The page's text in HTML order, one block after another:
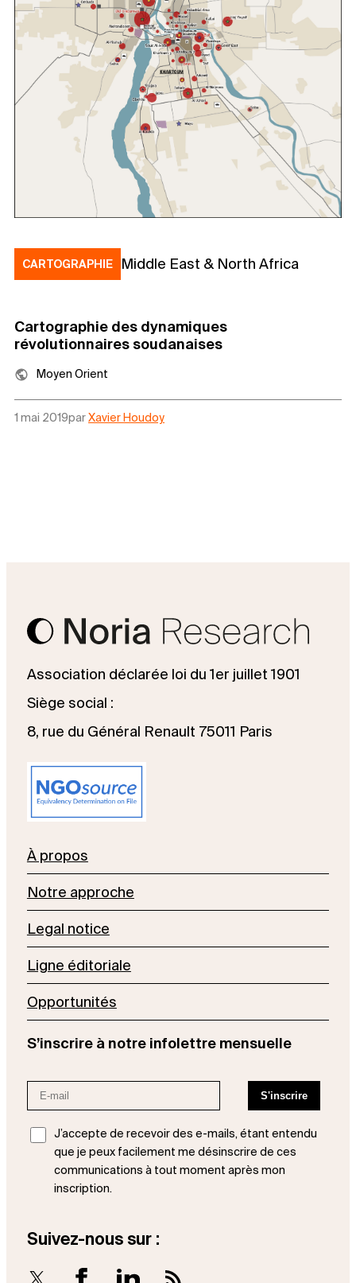
CARTOGRAPHIE Middle East & North Africa
Cartographie des dynamiques
révolutionnaires soudanaises
Moyen Orient
1 mai 2019parXavier Houdoy
Association déclarée loi du 1er juillet 1901
Siège social :
8, rue du Général Renault 75011 Paris
À propos
Notre approche
Legal notice
Ligne éditoriale
Opportunités
S’inscrire à notre infolettre mensuelle
J’accepte de recevoir des e-mails, étant entendu
que je peux facilement me désinscrire de ces
communications à tout moment après mon
inscription.
Suivez-nous sur :
X Facebook LinkedIn RSS Feed